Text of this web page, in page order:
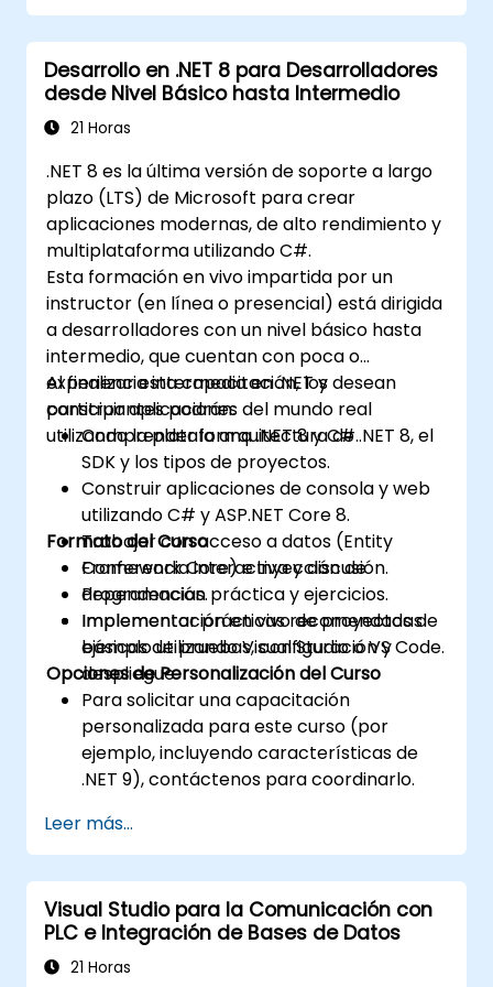
características de PWA en una
aplicación.
Utilizar notificaciones push y otras
características de PWA.
Desarrollo en .NET 8 para Desarrolladores
desde Nivel Básico hasta Intermedio
21 Horas
.NET 8 es la última versión de soporte a largo
plazo (LTS) de Microsoft para crear
aplicaciones modernas, de alto rendimiento y
multiplataforma utilizando C#.
Esta formación en vivo impartida por un
instructor (en línea o presencial) está dirigida
a desarrolladores con un nivel básico hasta
intermedio, que cuentan con poca o
experiencia intermedia en .NET y desean
construir aplicaciones del mundo real
utilizando la plataforma .NET 8 y C#.
Al finalizar esta capacitación, los
participantes podrán:
Comprender la arquitectura de .NET 8, el
SDK y los tipos de proyectos.
Construir aplicaciones de consola y web
utilizando C# y ASP.NET Core 8.
Trabajar con acceso a datos (Entity
Framework Core) e inyección de
dependencias.
Implementar prácticas recomendadas
básicas de pruebas, configuración y
despliegue.
Formato del Curso
Conferencia interactiva y discusión.
Programación práctica y ejercicios.
Implementación en vivo de proyectos de
ejemplo utilizando Visual Studio o VS Code.
Opciones de Personalización del Curso
Para solicitar una capacitación
personalizada para este curso (por
ejemplo, incluyendo características de
.NET 9), contáctenos para coordinarlo.
Leer más...
Visual Studio para la Comunicación con
PLC e Integración de Bases de Datos
21 Horas